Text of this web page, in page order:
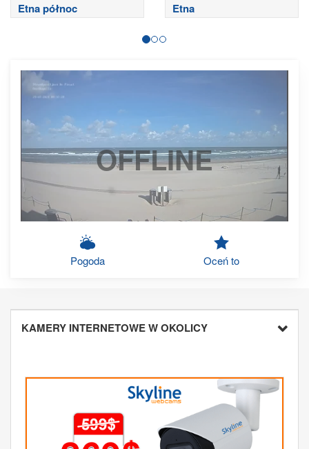
Etna północ Etna
OFFLINE
Pogoda Oceń to
KAMERY INTERNETOWE W OKOLICY